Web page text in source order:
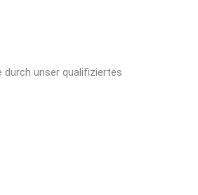
durch unser qualifiziertes